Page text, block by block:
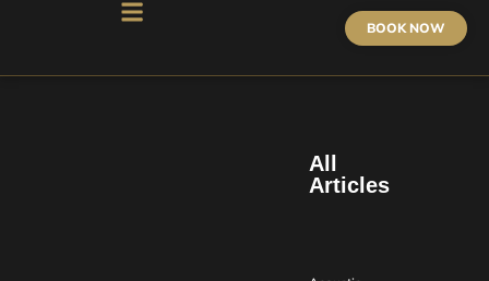
BOOK NOW
All
Articles